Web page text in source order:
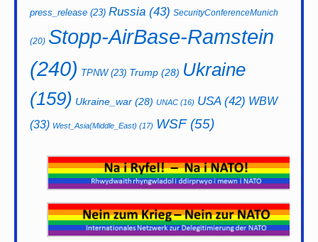
press_release (23) Russia (43) SecurityConferenceMunich
(20) Stopp-AirBase-Ramstein
(240) TPNW(23) Trump (28) Ukraine
(159) Ukraine_war (28) UNAC (16) USA(42) WBW
(33) West_Asia(Middle_East) (17) WSF(55)